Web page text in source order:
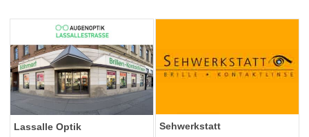
Lassalle Optik
Sehwerkstatt